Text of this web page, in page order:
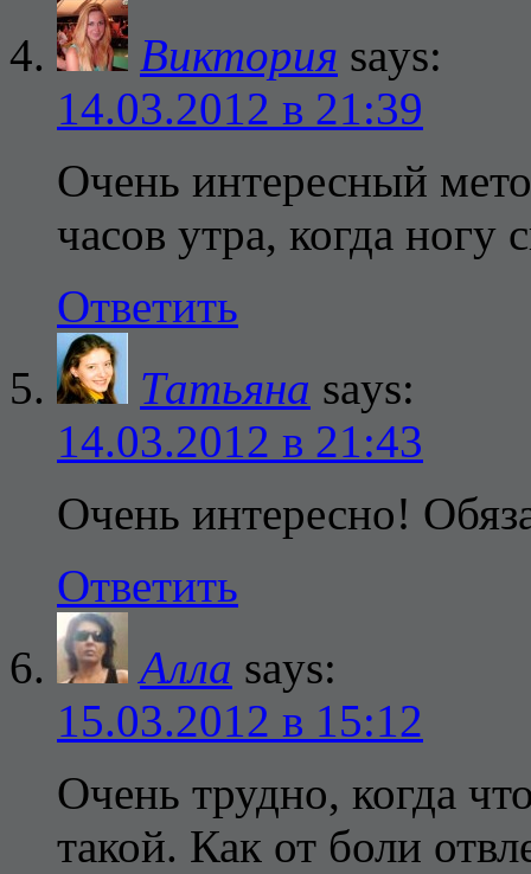
Виктория says:
14.03.2012 в 21:39
Очень интересный
часов утра, когда ногу
Ответить
Татьяна says:
14.03.2012 в 21:43
Очень интересно!
Ответить
Алла says:
15.03.2012 в 15:12
Очень трудно, когда
такой. Как от боли